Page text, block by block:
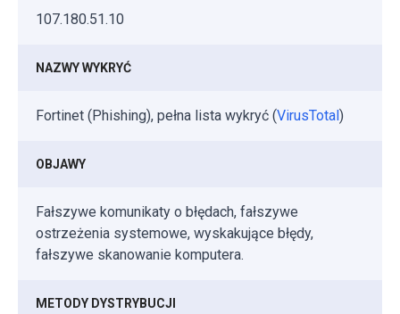
107.180.51.10
NAZWY WYKRYĆ
Fortinet (Phishing), pełna lista wykryć (VirusTotal)
OBJAWY
Fałszywe komunikaty o błędach, fałszywe
ostrzeżenia systemowe, wyskakujące błędy,
fałszywe skanowanie komputera.
METODY DYSTRYBUCJI